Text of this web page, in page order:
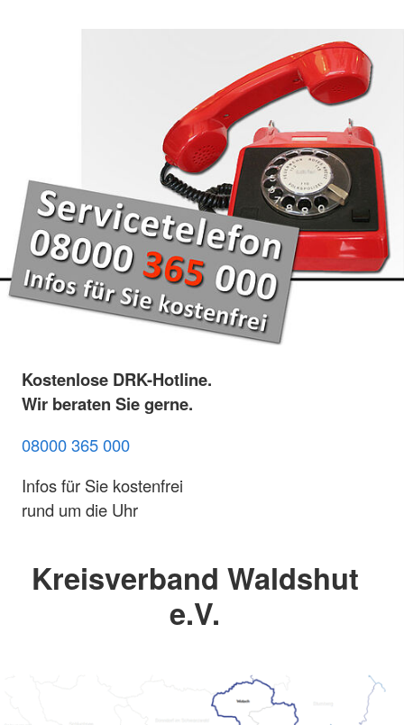
Kostenlose DRK-Hotline.
Wir beraten Sie gerne.
08000 365 000
Infos für Sie kostenfrei
rund um die Uhr
Kreisverband Waldshut
e.V.